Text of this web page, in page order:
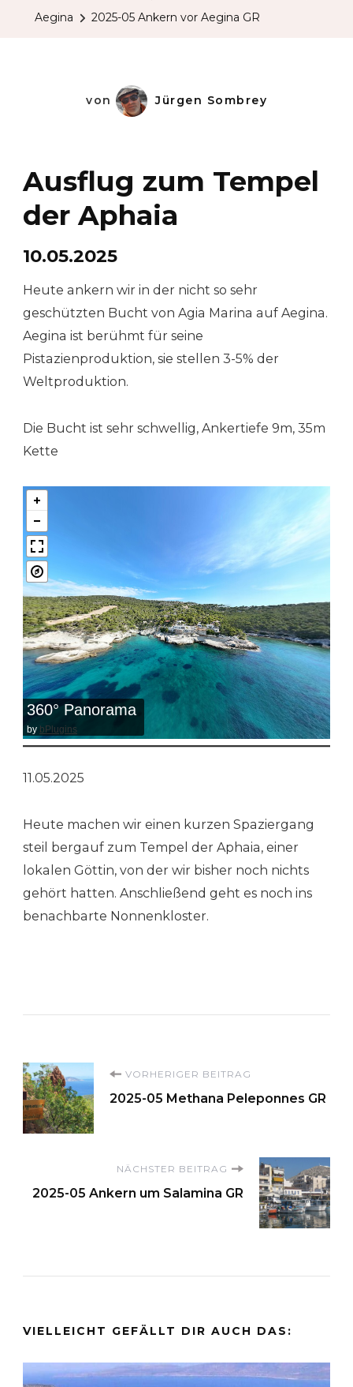
Aegina
2025-05 Ankern vor Aegina GR
von Jürgen Sombrey
Ausflug zum Tempel
der Aphaia
10.05.2025
Heute ankern wir in der nicht so sehr
geschützten Bucht von Agia Marina auf Aegina.
Aegina ist berühmt für seine
Pistazienproduktion, sie stellen 3-5% der
Weltproduktion.
Die Bucht ist sehr schwellig, Ankertiefe 9m, 35m
Kette
360° Panorama
by bPlugins
11.05.2025
Heute machen wir einen kurzen Spaziergang
steil bergauf zum Tempel der Aphaia, einer
lokalen Göttin, von der wir bisher noch nichts
gehört hatten. Anschließend geht es noch ins
benachbarte Nonnenkloster.
Beitragsnavigation
VORHERIGER BEITRAG
2025-05 Methana Peleponnes GR
NÄCHSTER BEITRAG
2025-05 Ankern um Salamina GR
VIELLEICHT GEFÄLLT DIR AUCH DAS: